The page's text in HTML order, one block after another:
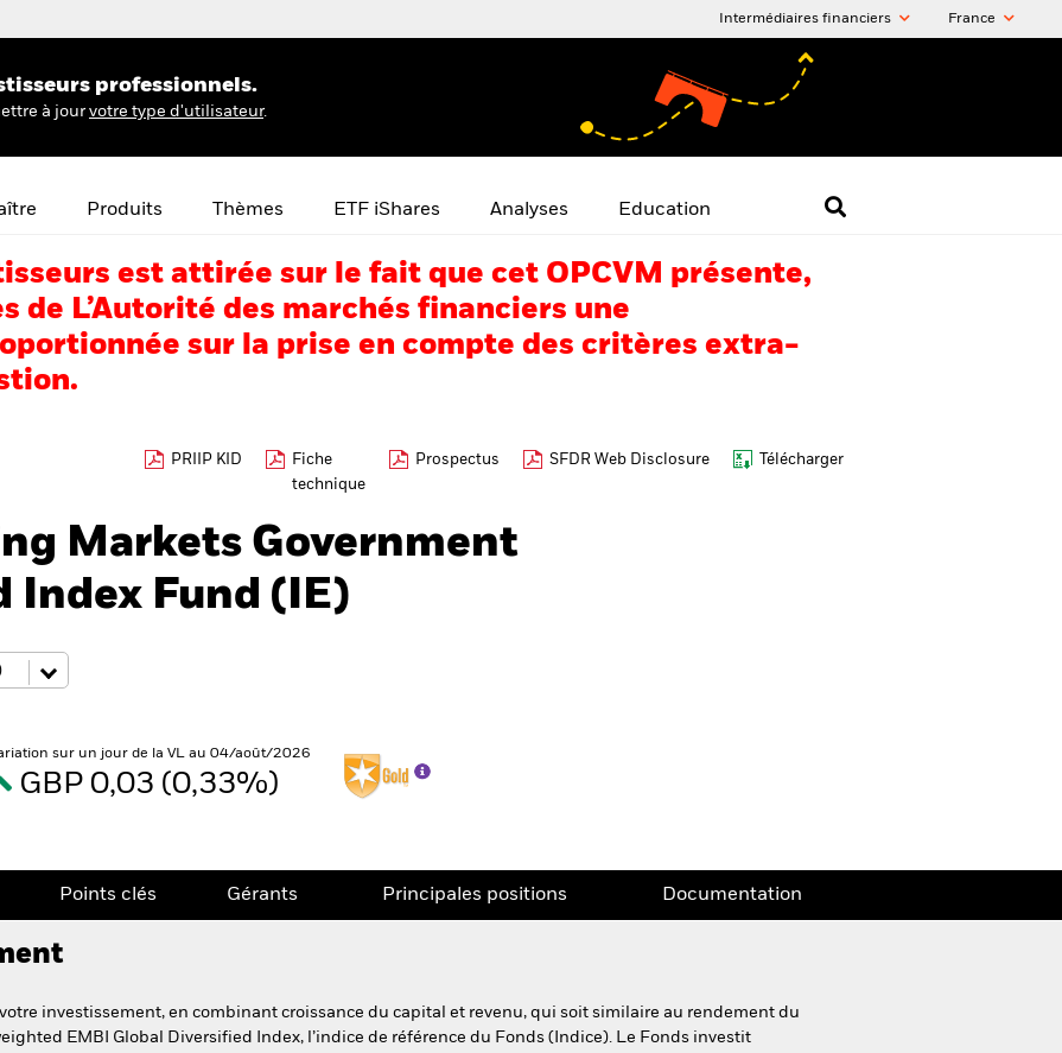
Intermédiaires financiers France
professionnels.
à jour votre type d'utilisateur.
Produits Thèmes ETF iShares Analyses Education
est attirée sur le fait que cet OPCVM présente,
de L’Autorité des marchés financiers une
sur la prise en compte des critères extra-
PRIIP KID
Fiche
technique
Prospectus SFDR Web Disclosure Télécharger
Markets Government
Index Fund (IE)
sur un jour de la VL au 04/août/2026
GBP 0,03 (0,33%)
Points clés Gérants Principales positions Documentation
investissement, en combinant croissance du capital et revenu, qui soit similaire au rendement du
EMBI Global Diversified Index, l’indice de référence du Fonds (Indice). Le Fonds investit